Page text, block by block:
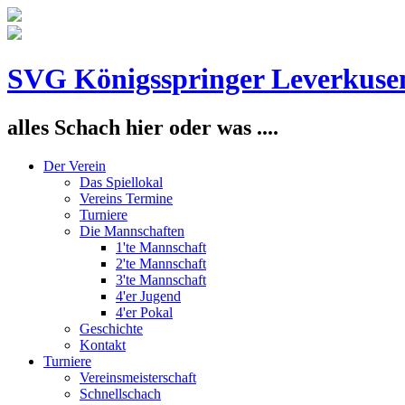
SVG Königsspringer
alles Schach hier oder was ....
Der Verein
Das Spiellokal
Vereins Termine
Turniere
Die Mannschaften
1'te Mannschaft
2'te Mannschaft
3'te Mannschaft
4'er Jugend
4'er Pokal
Geschichte
Kontakt
Turniere
Vereinsmeisterschaft
Schnellschach